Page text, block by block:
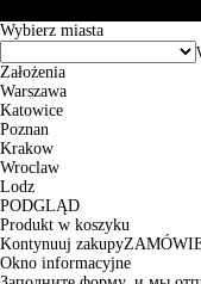
Wybierz miasta
Założenia
Warszawa
Katowice
Poznan
Krakow
Wroclaw
Lodz
PODGLĄD
Produkt w koszyku
Kontynuuj zakupy
Okno informacyjne